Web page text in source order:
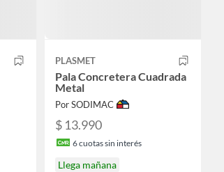
PLASMET
Pala Concretera Cuadrada
Metal
Por SODIMAC
$ 13.990
6cuotas sin interés
Llega mañana